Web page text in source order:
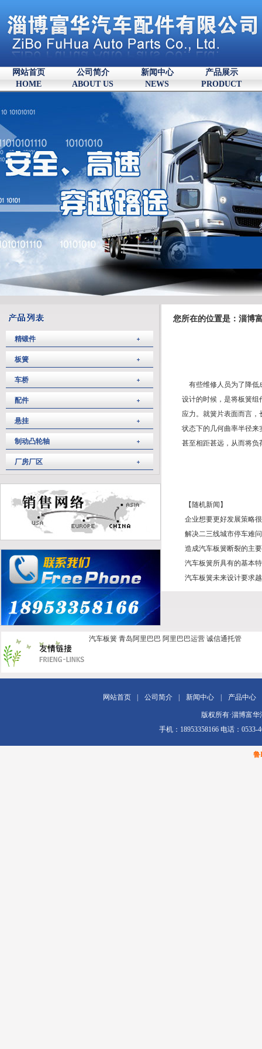
网站首页
HOME
公司简介
ABOUT US
新闻中心
NEWS
产品展示
PRODUCT
精锻件
板簧
车桥
配件
悬挂
制动凸轮轴
厂房厂区
您所在的位置是：淄博
有些维修人员为了降低
设计的时候，是将板簧
应力。就簧片表面而言
状态下的几何曲率半径
甚至相距甚远，从而将
【随机新闻】
企业想要更好发展策略
解决二三线城市停车难
造成汽车板簧断裂的主
汽车板簧所具有的基本
汽车板簧未来设计要求
汽车板簧 青岛阿里巴巴 阿里巴巴运营 诚信通托管
网站首页 公司简介 新闻中心 产品中心
版权所有·淄博富
手机：18953358166 电话：
鲁